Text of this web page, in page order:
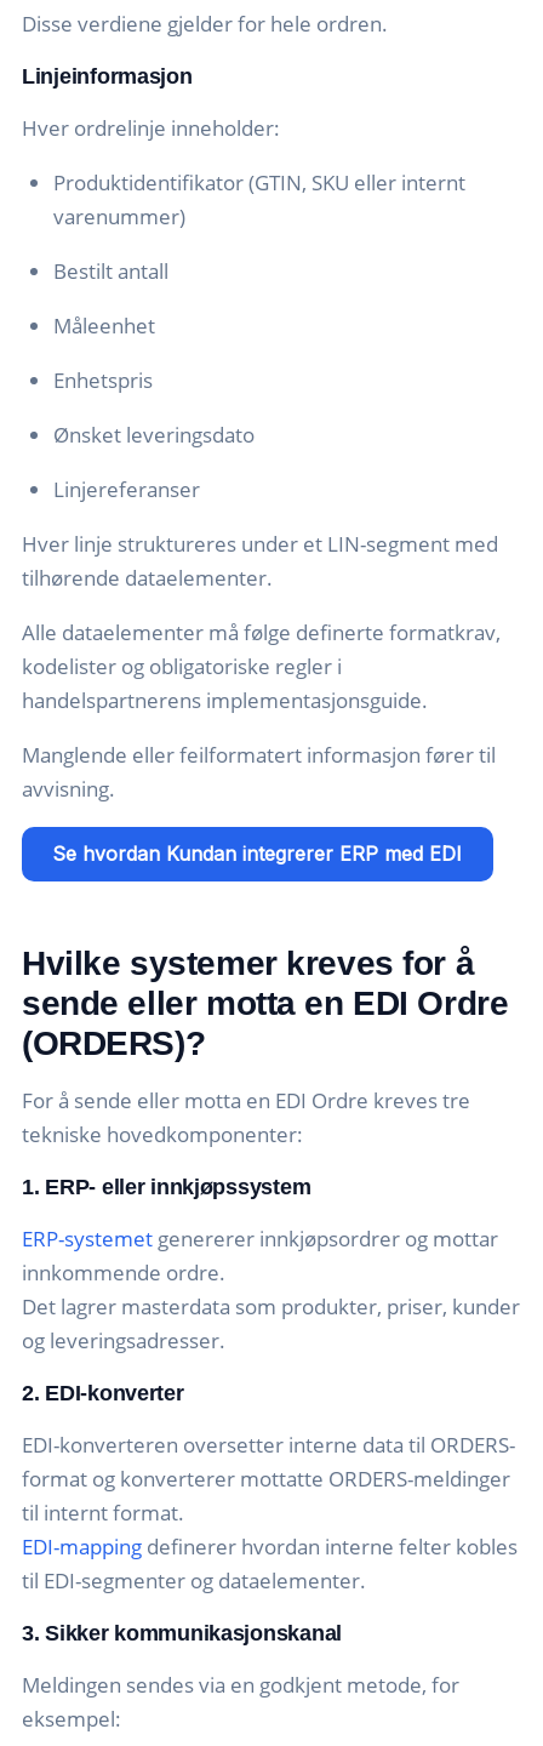
Disse verdiene gjelder for hele ordren.
Linjeinformasjon
Hver ordrelinje inneholder:
Produktidentifikator (GTIN, SKU eller internt
varenummer)
Bestilt antall
Måleenhet
Enhetspris
Ønsket leveringsdato
Linjereferanser
Hver linje struktureres under et LIN-segment med
tilhørende dataelementer.
Alle dataelementer må følge definerte formatkrav,
kodelister og obligatoriske regler i
handelspartnerens implementasjonsguide.
Manglende eller feilformatert informasjon fører til
avvisning.
Se hvordan Kundan integrerer ERP med EDI
Hvilke systemer kreves for å
sende eller motta en EDI Ordre
(ORDERS)?
For å sende eller motta en EDI Ordre kreves tre
tekniske hovedkomponenter:
1. ERP- eller innkjøpssystem
ERP-systemet genererer innkjøpsordrer og mottar
innkommende ordre.
Det lagrer masterdata som produkter, priser, kunder
og leveringsadresser.
2. EDI-konverter
EDI-konverteren oversetter interne data til ORDERS-
format og konverterer mottatte ORDERS-meldinger
til internt format.
EDI-mapping definerer hvordan interne felter kobles
til EDI-segmenter og dataelementer.
3. Sikker kommunikasjonskanal
Meldingen sendes via en godkjent metode, for
eksempel: